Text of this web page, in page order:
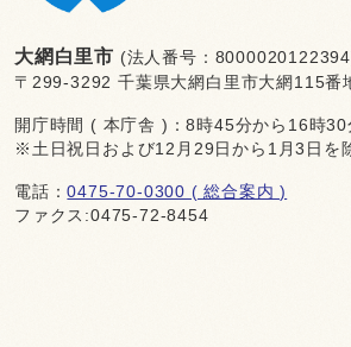
大網白里市 (法人番号：
〒299-3292 千葉県大網白里市大網115番
開庁時間 ( 本庁舎 )：8時45分から16時30
※土日祝日および12月29日から1月3日を
電話：0475-70-0300 ( 総合案内 )
ファクス:0475-72-8454